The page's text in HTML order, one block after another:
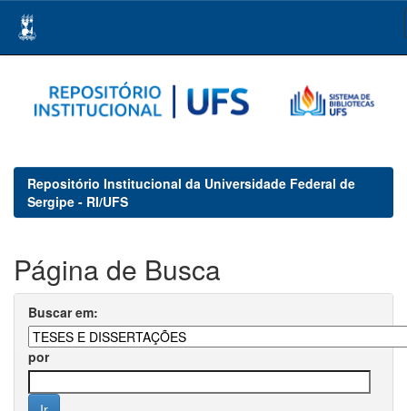
navigation
Repositório Institucional da Universidade Federal de
Sergipe - RI/UFS
Página de Busca
Buscar em:
por